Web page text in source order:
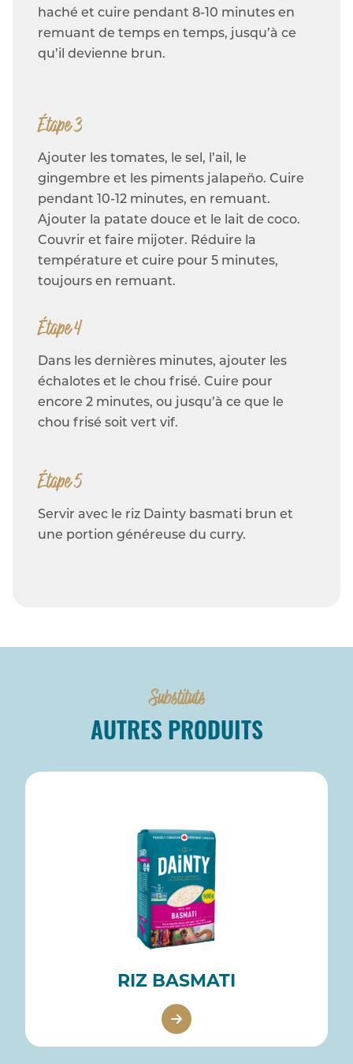
haché et cuire pendant 8-10 minutes en
remuant de temps en temps, jusqu’à ce
qu’il devienne brun.
Étape 3
Ajouter les tomates, le sel, l’ail, le
gingembre et les piments jalapeño. Cuire
pendant 10-12 minutes, en remuant.
Ajouter la patate douce et le lait de coco.
Couvrir et faire mijoter. Réduire la
température et cuire pour 5 minutes,
toujours en remuant.
Étape 4
Dans les dernières minutes, ajouter les
échalotes et le chou frisé. Cuire pour
encore 2 minutes, ou jusqu’à ce que le
chou frisé soit vert vif.
Étape 5
Servir avec le riz Dainty basmati brun et
une portion généreuse du curry.
Substituts
AUTRES PRODUITS
RIZ BASMATI